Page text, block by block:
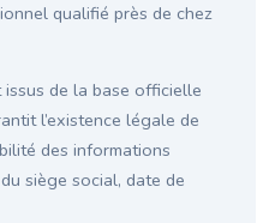
qualifié près de chez
de la base officielle
l’existence légale de
des informations
siège social, date de